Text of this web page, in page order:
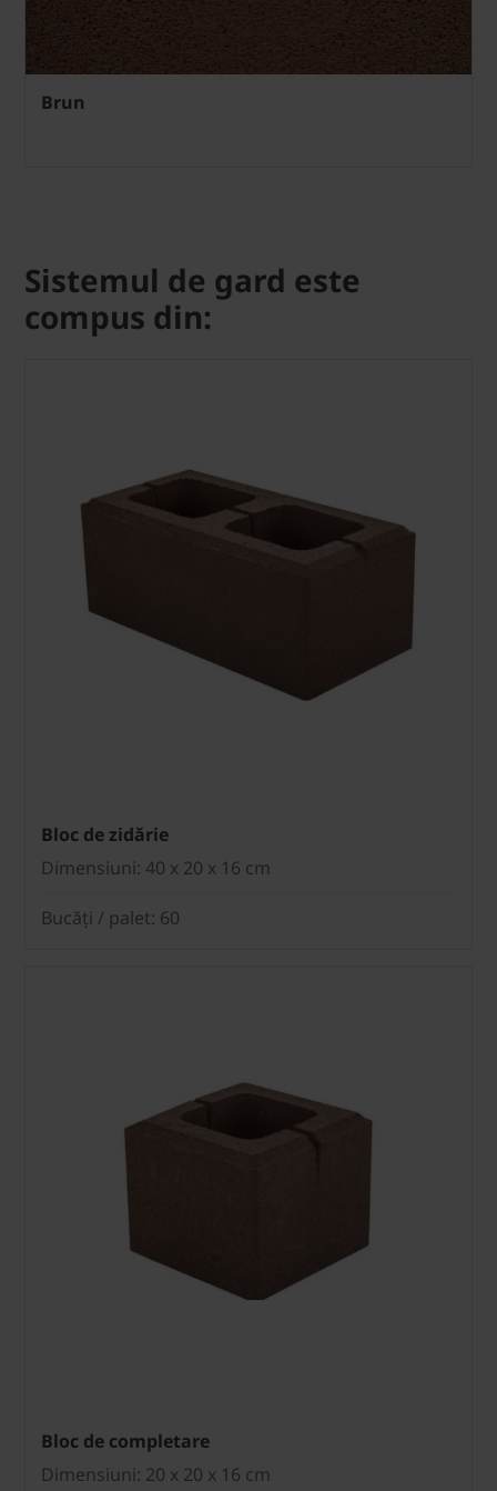
Brun
Sistemul de gard este
compus din:
Bloc de zidărie
Dimensiuni: 40 x 20 x 16 cm
Bucăți / palet: 60
Bloc de completare
Dimensiuni: 20 x 20 x 16 cm